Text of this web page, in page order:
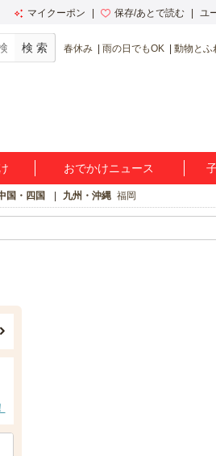
マイクーポン 保存/あとで読む ユ
春休み 雨の日でもOK 動物とふ
おでかけニュース
国・四国 九州・沖縄 福岡